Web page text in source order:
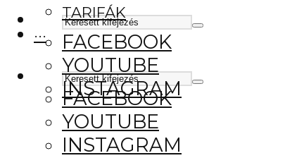
FACEBOOK
YOUTUBE
INSTAGRAM
TARIFÁK
···
FACEBOOK
YOUTUBE
INSTAGRAM